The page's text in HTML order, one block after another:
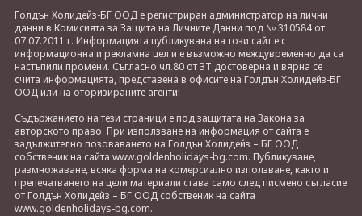
Голдън Холидейз-БГ ООД е регистриран администратор на лични
данни в Комисията за Защита на Личните Данни под № 310584 от
07.07.2011 г. Информацията публикувана на този сайт е с
информационна и рекламна цел и е възможно междувременно да са
настъпили промени. Съгласно чл.80 от ЗТ достоверна и вярна се
счита информацията, представена в офисите на Голдън Холидейз-БГ
ООД или на оторизираните агенти!
Съдържанието на тези страници е под защитата на Закона за
авторското право. При използване на информация от сайта е
задължително позоваването на Голдън Холидейз – БГ ООД
собственик на сайта www.goldenholidays-bg.com. Публикуване,
размножаване, всяка форма на комерсиално използване, както и
препечатването на цели материали става само след писмено съгласие
от Голдън Холидейз – БГ ООД собственик на сайта
www.goldenholidays-bg.com.